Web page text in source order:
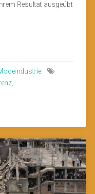
Resultat ausgeübt
,